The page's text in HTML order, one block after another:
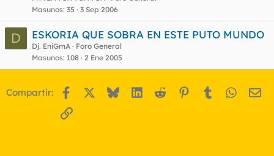
Masunos 35 3 Sep 2006
D ESKORIA QUE SOBRA EN ESTE PUTO MUNDO
Dj. EniGmA
Foro General
Masunos 108 2 Ene 2005
Compartir: Facebook BlueskyLinkedIn
Reddit Pinterest
Tumblr
Enlace